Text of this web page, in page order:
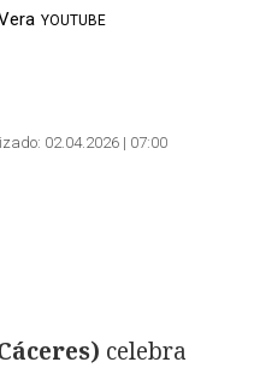
YOUTUBE
02.04.2026 | 07:00
celebra